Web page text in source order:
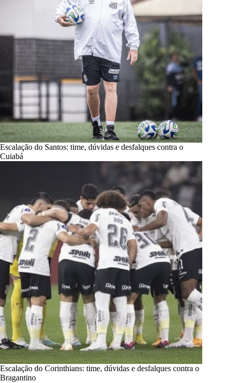
Escalação do Santos: time, dúvidas e desfalques contra o
Cuiabá
Escalação do Corinthians: time, dúvidas e desfalques contra o
Bragantino